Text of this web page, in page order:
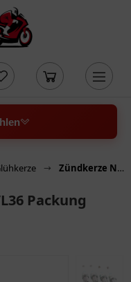
Zündkerze NGK BKR5EZ VL36 Packung Inhalt 4
Packung